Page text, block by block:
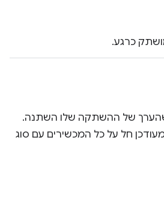
כרגע.
שהערך של ההשתקה שלו השתנה.
חל על כל המכשירים עם סוג